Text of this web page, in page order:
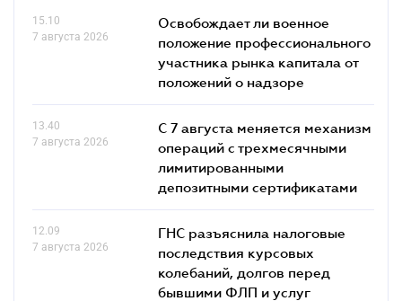
15.10
7 августа 2026
Освобождает ли военное
положение профессионального
участника рынка капитала от
положений о надзоре
13.40
7 августа 2026
С 7 августа меняется механизм
операций с трехмесячными
лимитированными
депозитными сертификатами
12.09
7 августа 2026
ГНС разъяснила налоговые
последствия курсовых
колебаний, долгов перед
бывшими ФЛП и услуг